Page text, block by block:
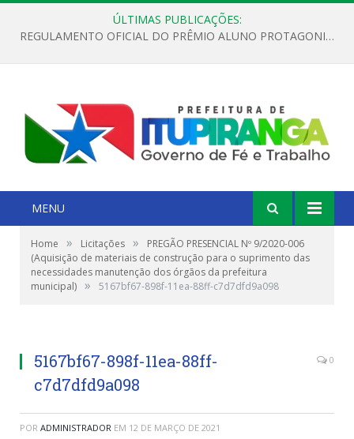
ÚLTIMAS PUBLICAÇÕES:
REGULAMENTO OFICIAL DO PRÊMIO ALUNO PROTAGONISTA – EDIÇÃO 2026
MENU
Home » Licitações »
PREGÃO PRESENCIAL Nº 9/2020-006
(Aquisição de materiais de construção para o suprimento das
necessidades manutenção dos órgãos da prefeitura
municipal) » 5167bf67-898f-11ea-88ff-c7d7dfd9a098
5167bf67-898f-11ea-88ff-
c7d7dfd9a098
0
POR ADMINISTRADOR EM 12 DE MARÇO DE 2021